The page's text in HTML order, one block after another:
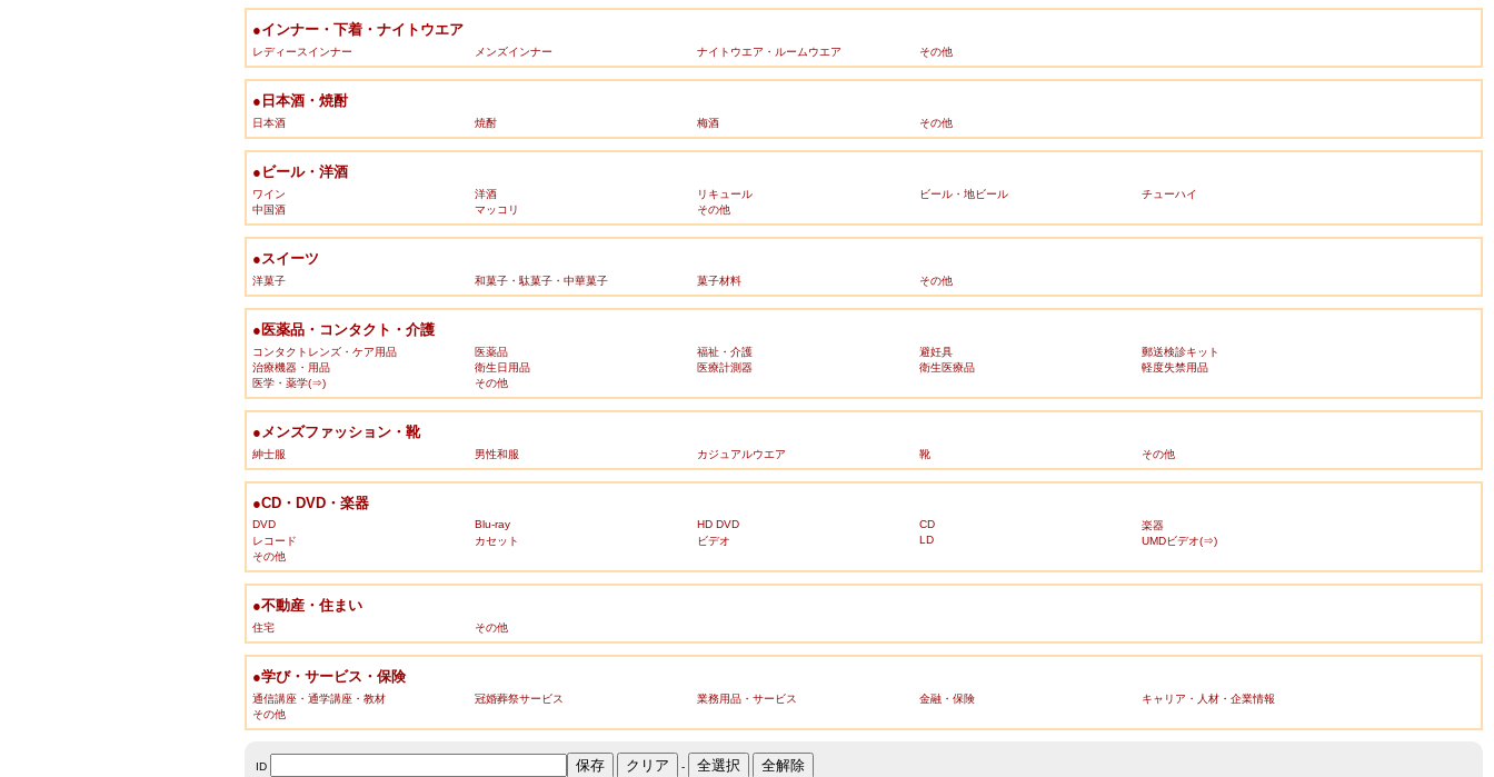
●インナー・下着・ナイトウエア
レディースインナー メンズインナー ナイトウエア・ルームウエア その他
●日本酒・焼酎
日本酒 焼酎 梅酒 その他
●ビール・洋酒
ワイン 洋酒 リキュール ビール・地ビール
チューハイ
中国酒
マッコリ その他
●スイーツ
洋菓子 和菓子・駄菓子・中華菓子 菓子材料 その他
●医薬品・コンタクト・介護
コンタクトレンズ・ケア用品 医薬品 福祉・介護 避妊具
郵送検診キット
治療機器・用品
衛生日用品 医療計測器 衛生医療品
軽度失禁用品
医学・薬学(⇒)
その他
●メンズファッション・靴
紳士服 男性和服 カジュアルウエア 靴 その他
●CD・DVD・楽器
DVD Blu-ray HD DVD CD
楽器
レコード
カセット ビデオ LD
UMDビデオ(⇒)
その他
●不動産・住まい
住宅 その他
●学び・サービス・保険
通信講座・通学講座・教材 冠婚葬祭サービス 業務用品・サービス 金融・保険
キャリア・人材・企業情報
その他
ID -